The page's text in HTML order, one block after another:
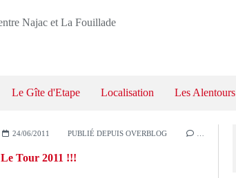
Le Gîte d'Etape Localisation Les Alentours
24/06/2011 PUBLIÉ DEPUIS OVERBLOG
Le Tour 2011 !!!